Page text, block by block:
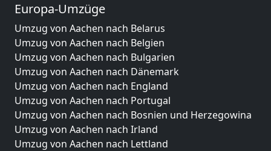
Europa-Umzüge
Umzug von Aachen nach Belarus
Umzug von Aachen nach Belgien
Umzug von Aachen nach Bulgarien
Umzug von Aachen nach Dänemark
Umzug von Aachen nach England
Umzug von Aachen nach Portugal
Umzug von Aachen nach Bosnien und Herzegowina
Umzug von Aachen nach Irland
Umzug von Aachen nach Lettland